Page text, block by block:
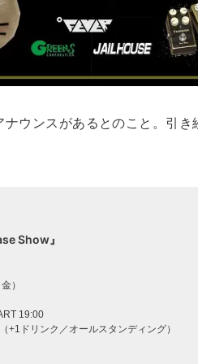
ウンスがあるとのこと。引
Show』
）
19:00
+1ドリンク／オールスタンディング）